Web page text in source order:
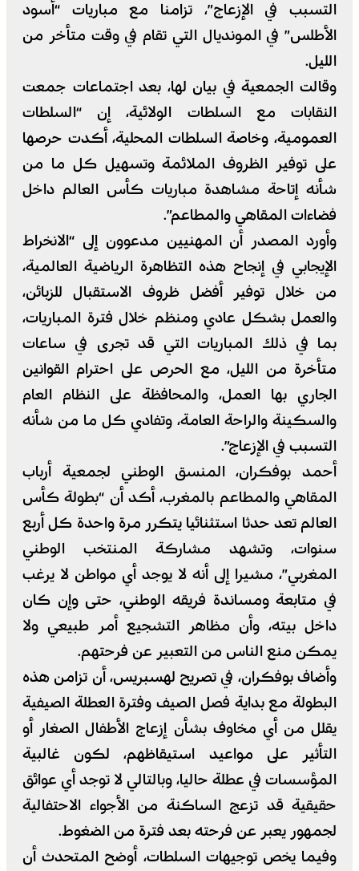
التسبب في الإزعاج”، تزامنا مع مباريات “أسود
الأطلس” في المونديال التي تقام في وقت متأخر من
الليل.
وقالت الجمعية في بيان لها، بعد اجتماعات جمعت
النقابات مع السلطات الولائية، إن “السلطات
العمومية، وخاصة السلطات المحلية، أكدت حرصها
على توفير الظروف الملائمة وتسهيل كل ما من
شأنه إتاحة مشاهدة مباريات كأس العالم داخل
فضاءات المقاهي والمطاعم”.
وأورد المصدر أن المهنيين مدعوون إلى “الانخراط
الإيجابي في إنجاح هذه التظاهرة الرياضية العالمية،
من خلال توفير أفضل ظروف الاستقبال للزبائن،
والعمل بشكل عادي ومنظم خلال فترة المباريات،
بما في ذلك المباريات التي قد تجرى في ساعات
متأخرة من الليل، مع الحرص على احترام القوانين
الجاري بها العمل، والمحافظة على النظام العام
والسكينة والراحة العامة، وتفادي كل ما من شأنه
التسبب في الإزعاج”.
أحمد بوفكران، المنسق الوطني لجمعية أرباب
المقاهي والمطاعم بالمغرب، أكد أن “بطولة كأس
العالم تعد حدثا استثنائيا يتكرر مرة واحدة كل أربع
سنوات، وتشهد مشاركة المنتخب الوطني
المغربي”، مشيرا إلى أنه لا يوجد أي مواطن لا يرغب
في متابعة ومساندة فريقه الوطني، حتى وإن كان
داخل بيته، وأن مظاهر التشجيع أمر طبيعي ولا
يمكن منع الناس من التعبير عن فرحتهم.
وأضاف بوفكران، في تصريح لهسبريس، أن تزامن هذه
البطولة مع بداية فصل الصيف وفترة العطلة الصيفية
يقلل من أي مخاوف بشأن إزعاج الأطفال الصغار أو
التأثير على مواعيد استيقاظهم، لكون غالبية
المؤسسات في عطلة حاليا، وبالتالي لا توجد أي عوائق
حقيقية قد تزعج الساكنة من الأجواء الاحتفالية
لجمهور يعبر عن فرحته بعد فترة من الضغوط.
وفيما يخص توجيهات السلطات، أوضح المتحدث أن